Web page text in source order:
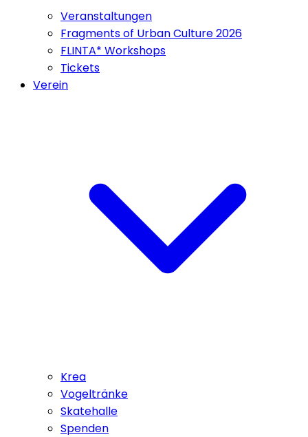
Veranstaltungen
Fragments of Urban Culture 2026
FLINTA* Workshops
Tickets
Verein
Krea
Vogeltränke
Skatehalle
Spenden